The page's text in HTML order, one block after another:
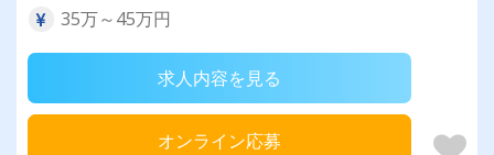
35万～45万円
求人内容を見る
オンライン応募